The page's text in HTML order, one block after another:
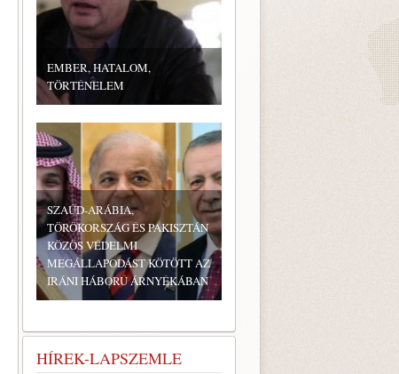
EMBER, HATALOM,
TÖRTÉNELEM
SZAÚD-ARÁBIA,
TÖRÖKORSZÁG ÉS PAKISZTÁN
KÖZÖS VÉDELMI
MEGÁLLAPODÁST KÖTÖTT AZ
IRÁNI HÁBORÚ ÁRNYÉKÁBAN
HÍREK-LAPSZEMLE